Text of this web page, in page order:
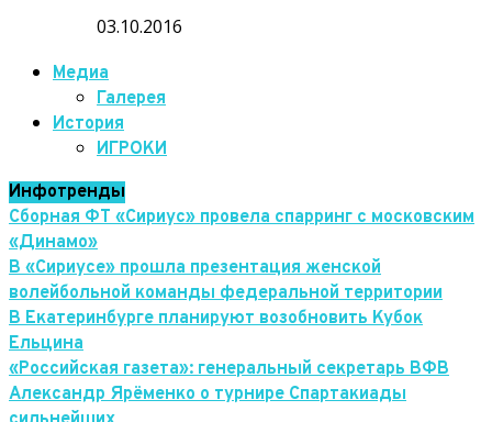
03.10.2016
Медиа
Галерея
История
ИГРОКИ
Инфотренды
Сборная ФТ «Сириус» провела спарринг с московским
«Динамо»
В «Сириусе» прошла презентация женской
волейбольной команды федеральной территории
В Екатеринбурге планируют возобновить Кубок
Ельцина
«Российская газета»: генеральный секретарь ВФВ
Александр Ярёменко о турнире Спартакиады